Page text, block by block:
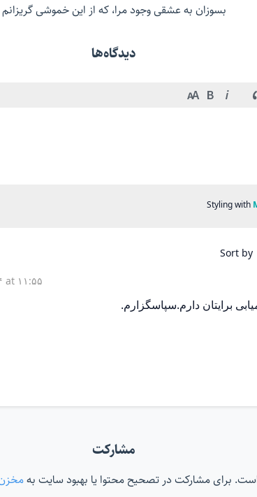
بسوزان به عشقی وجود مرا، که از این خموشی گریزانم
دیدگاه‌ها
مشارکت
است. برای مشارکت در تصحیح محتوا یا بهبود سایت به